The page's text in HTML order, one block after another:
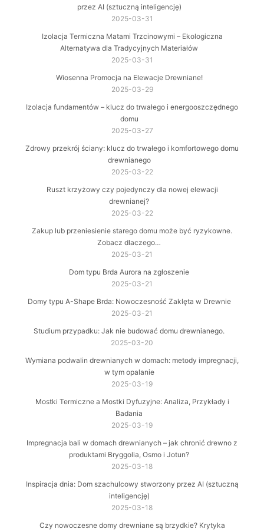
przez AI (sztuczną inteligencję)
2025-03-31
Izolacja Termiczna Matami Trzcinowymi – Ekologiczna
Alternatywa dla Tradycyjnych Materiałów
2025-03-31
Wiosenna Promocja na Elewacje Drewniane!
2025-03-29
Izolacja fundamentów – klucz do trwałego i energooszczędnego
domu
2025-03-27
Zdrowy przekrój ściany: klucz do trwałego i komfortowego domu
drewnianego
2025-03-22
Ruszt krzyżowy czy pojedynczy dla nowej elewacji
drewnianej?
2025-03-22
Zakup lub przeniesienie starego domu może być ryzykowne.
Zobacz dlaczego…
2025-03-21
Dom typu Brda Aurora na zgłoszenie
2025-03-21
Domy typu A-Shape Brda: Nowoczesność Zaklęta w Drewnie
2025-03-21
Studium przypadku: Jak nie budować domu drewnianego.
2025-03-20
Wymiana podwalin drewnianych w domach: metody impregnacji,
w tym opalanie
2025-03-19
Mostki Termiczne a Mostki Dyfuzyjne: Analiza, Przykłady i
Badania
2025-03-19
Impregnacja bali w domach drewnianych – jak chronić drewno z
produktami Bryggolia, Osmo i Jotun?
2025-03-18
Inspiracja dnia: Dom szachulcowy stworzony przez AI (sztuczną
inteligencję)
2025-03-18
Czy nowoczesne domy drewniane są brzydkie? Krytyka